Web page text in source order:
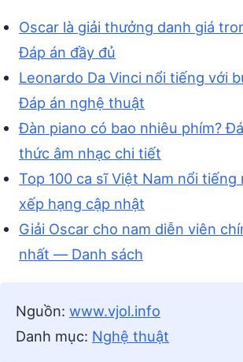
Oscar là giải thưởng danh giá
Đáp án đầy đủ
Leonardo Da Vinci nổi tiếng với
Đáp án nghệ thuật
Đàn piano có bao nhiêu phím?
thức âm nhạc chi tiết
Top 100 ca sĩ Việt Nam nổi
xếp hạng cập nhật
Giải Oscar cho nam diễn viên
nhất — Danh sách
Nguồn: www.vjol.info
Danh mục: Nghệ thuật